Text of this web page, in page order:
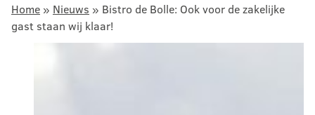
Home » Nieuws » Bistro de Bolle: Ook voor de zakelijke
gast staan wij klaar!